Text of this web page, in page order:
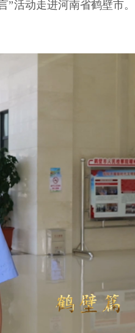
”活动走进河南省鹤壁市